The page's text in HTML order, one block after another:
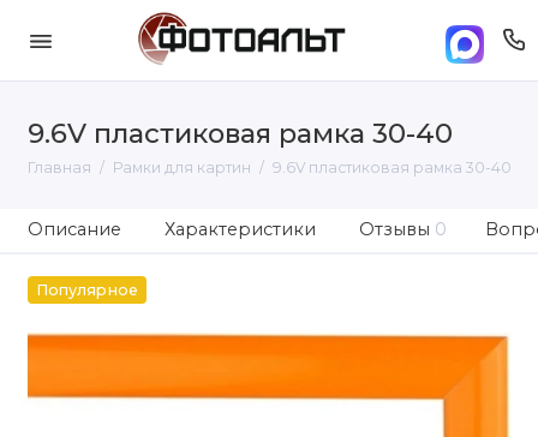
9.6V пластиковая рамка 30-40
Главная Рамки для картин 9.6V пластиковая рамка 30-40
Описание Характеристики Отзывы 0
Популярное